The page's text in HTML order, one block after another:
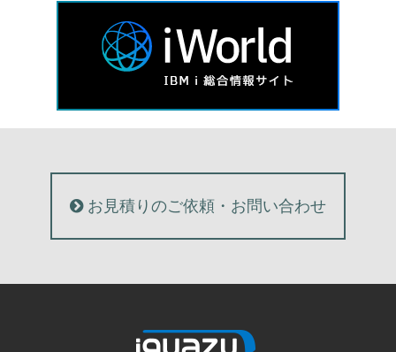
お見積りのご依頼・お問い合わせ